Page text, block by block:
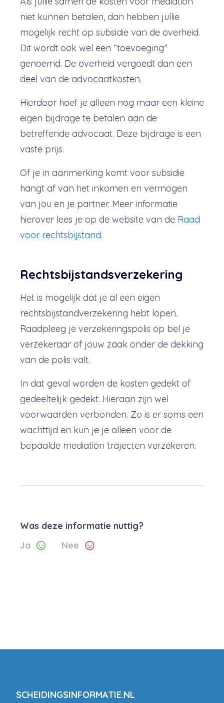
niet kunnen betalen, dan hebben jullie
mogelijk recht op subsidie van de overheid.
Dit wordt ook wel een “toevoeging”
genoemd. De overheid vergoedt dan een
deel van de advocaatkosten.
Hierdoor hoef je alleen nog maar een kleine
eigen bijdrage te betalen aan de
betreffende advocaat. Deze bijdrage is een
vaste prijs.
Of je in aanmerking komt voor subsidie
hangt af van het inkomen en vermogen
van jou en je partner. Meer informatie
hierover lees je op de website van de Raad
voor rechtsbijstand.
Rechtsbijstandsverzekering
Het is mogelijk dat je al een eigen
rechtsbijstandverzekering hebt lopen.
Raadpleeg je verzekeringspolis op bel je
verzekeraar of jouw zaak onder de dekking
van de polis valt.
In dat geval worden de kosten gedekt of
gedeeltelijk gedekt. Hieraan zijn wel
voorwaarden verbonden. Zo is er soms een
wachttijd en kun je je alleen voor de
bepaalde mediation trajecten verzekeren.
Was deze informatie nuttig?
Ja
Nee
SCHEIDINGSINFORMATIE.NL